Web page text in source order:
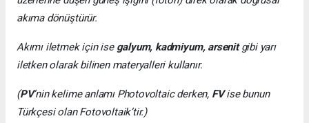
akıma dönüştürür.
Akımı iletmek için ise galyum, kadmiyum, arsenitgibi yarı
iletken olarak bilinen materyalleri kullanır.
(PV’nin kelime anlamı Photovoltaic derken, FVise bunun
Türkçesi olan Fotovoltaik’tir.)